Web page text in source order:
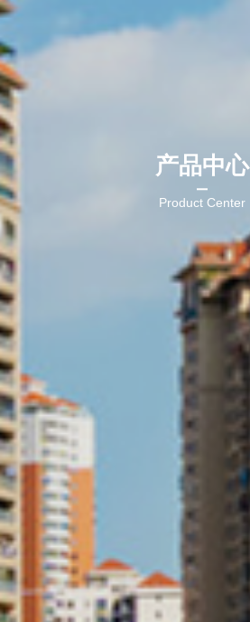
产品中心
Product Center